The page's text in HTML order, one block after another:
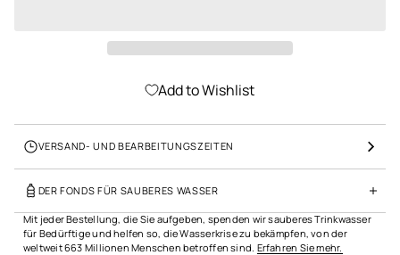
Add to Wishlist
VERSAND- UND BEARBEITUNGSZEITEN
DER FONDS FÜR SAUBERES WASSER
Mit jeder Bestellung, die Sie aufgeben, spenden wir sauberes Trinkwasser
für Bedürftige und helfen so, die Wasserkrise zu bekämpfen, von der
weltweit 663 Millionen Menschen betroffen sind. Erfahren Sie mehr.